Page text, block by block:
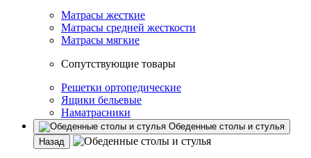
Матрасы жесткие
Матрасы средней жесткости
Матрасы мягкие
Сопутствующие товары
Решетки ортопедические
Ящики бельевые
Наматрасники
Обеденные столы и стулья
Назад